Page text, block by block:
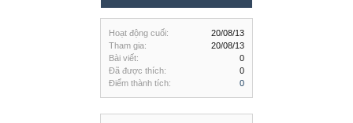
Hoạt động cuối:
20/08/13
Tham gia:
20/08/13
Bài viết:
0
Đã được thích:
0
Điểm thành tích:
0